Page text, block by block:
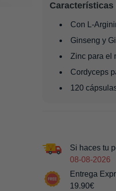
Con L-
Ginseng y
Zinc para el
Cordyceps
120
Si haces tu
08-08-2026
Entrega
19.90€